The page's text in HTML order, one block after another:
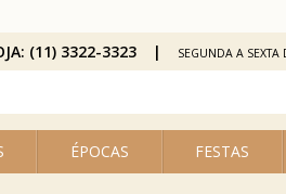
ÉPOCAS FESTAS
(11) 3322-3323 SEGUNDA A